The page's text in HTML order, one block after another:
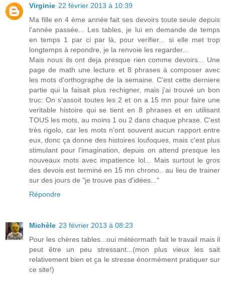
Virginie 22 février 2013 à 10:39
Ma fille en 4 ème année fait ses devoirs toute seule depuis
l'année passée... Les tables, je lui en demande de temps
en temps 1 par ci par là, pour verifier... si elle met trop
longtemps à repondre, je la renvoie les regarder...
Mais nous ils ont deja presque rien comme devoirs... Une
page de math une lecture et 8 phrases à composer avec
les mots d'orthographe de la semaine. C'est cette derniere
partie qui la faisait plus rechigner, mais j'ai trouvé un bon
truc: On s'assoit toutes les 2 et on a 15 mn pour faire une
veritable histoire qui se tient en 8 phrases et en utilisant
TOUS les mots, au moins 1 ou 2 dans chaque phrase. C'est
très rigolo, car les mots n'ont souvent aucun rapport entre
eux, donc ça donne des histoires loufoques, mais c'est plus
stimulant pour l'imagination, depuis on attend presque les
nouveaux mots avec impatience lol... Mais surtout le gros
des devois est terminé en 15 mn chrono.. au lieu de trainer
sur des jours de "je trouve pas d'idées..."
Répondre
Michèle 23 février 2013 à 08:23
Pour les chères tables...oui météormath fait le travail mais il
peut être un peu stressant...(mon plus vieux les sait
relativement bien et ça le stresse énormément pratiquer sur
ce site!)